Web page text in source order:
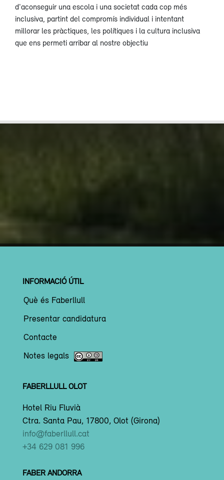
d'aconseguir una escola i una societat cada cop més
inclusiva, partint del compromís individual i intentant
millorar les pràctiques, les polítiques i la cultura inclusiva
que ens permeti arribar al nostre objectiu
INFORMACIÓ ÚTIL
Què és Faberllull
Presentar candidatura
Contacte
Notes legals
FABERLLULL OLOT
Hotel Riu Fluvià
Ctra. Santa Pau, 17800, Olot (Girona)
info@faberllull.cat
+34 629 081 996
FABER ANDORRA